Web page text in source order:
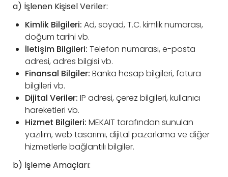
a) İşlenen Kişisel Veriler:
Kimlik Bilgileri: Ad, soyad, T.C. kimlik numarası,
doğum tarihi vb.
İletişim Bilgileri: Telefon numarası, e-posta
adresi, adres bilgisi vb.
Finansal Bilgiler: Banka hesap bilgileri, fatura
bilgileri vb.
Dijital Veriler: IP adresi, çerez bilgileri, kullanıcı
hareketleri vb.
Hizmet Bilgileri: MEKAIT tarafından sunulan
yazılım, web tasarımı, dijital pazarlama ve diğer
hizmetlerle bağlantılı bilgiler.
b) İşleme Amaçları: